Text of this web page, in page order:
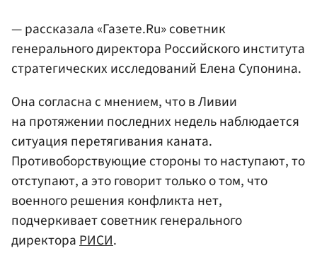
— рассказала «Газете.Ru» советник
генерального директора Российского института
стратегических исследований Елена Супонина.
Она согласна с мнением, что в Ливии
на протяжении последних недель наблюдается
ситуация перетягивания каната.
Противоборствующие стороны то наступают, то
отступают, а это говорит только о том, что
военного решения конфликта нет,
подчеркивает советник генерального
директораРИСИ.